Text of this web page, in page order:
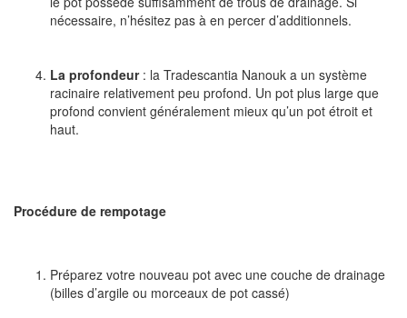
nécessaire, n’hésitez pas à en percer d’additionnels.
La profondeur: la Tradescantia Nanouk a un système
racinaire relativement peu profond. Un pot plus large que
profond convient généralement mieux qu’un pot étroit et
haut.
Procédure de rempotage
Préparez votre nouveau pot avec une couche de drainage
(billes d’argile ou morceaux de pot cassé)